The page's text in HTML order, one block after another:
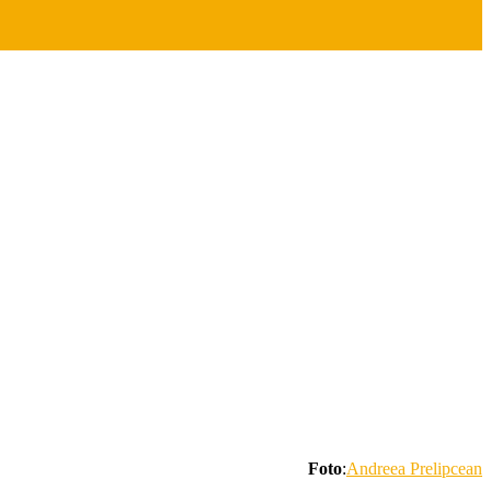
Foto:Andreea Prelipcean